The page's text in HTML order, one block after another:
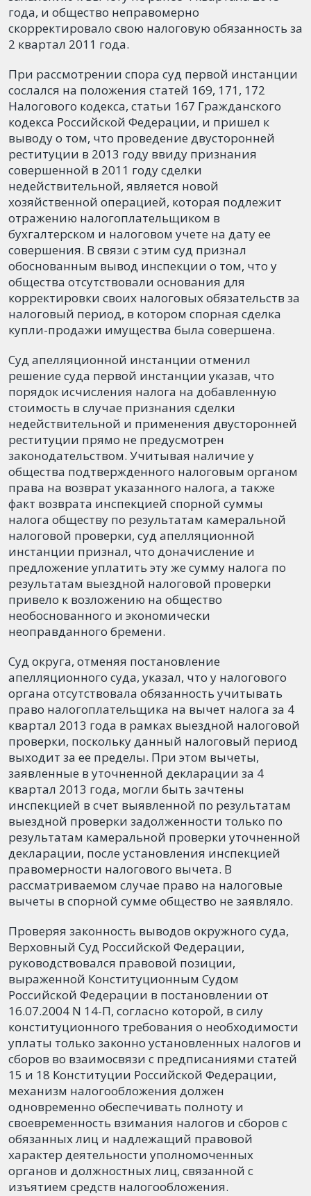
года, и общество неправомерно
скорректировало свою налоговую обязанность за
2 квартал 2011 года.
При рассмотрении спора суд первой инстанции
сослался на положения статей 169, 171, 172
Налогового кодекса, статьи 167 Гражданского
кодекса Российской Федерации, и пришел к
выводу о том, что проведение двусторонней
реституции в 2013 году ввиду признания
совершенной в 2011 году сделки
недействительной, является новой
хозяйственной операцией, которая подлежит
отражению налогоплательщиком в
бухгалтерском и налоговом учете на дату ее
совершения. В связи с этим суд признал
обоснованным вывод инспекции о том, что у
общества отсутствовали основания для
корректировки своих налоговых обязательств за
налоговый период, в котором спорная сделка
купли-продажи имущества была совершена.
Суд апелляционной инстанции отменил
решение суда первой инстанции указав, что
порядок исчисления налога на добавленную
стоимость в случае признания сделки
недействительной и применения двусторонней
реституции прямо не предусмотрен
законодательством. Учитывая наличие у
общества подтвержденного налоговым органом
права на возврат указанного налога, а также
факт возврата инспекцией спорной суммы
налога обществу по результатам камеральной
налоговой проверки, суд апелляционной
инстанции признал, что доначисление и
предложение уплатить эту же сумму налога по
результатам выездной налоговой проверки
привело к возложению на общество
необоснованного и экономически
неоправданного бремени.
Суд округа, отменяя постановление
апелляционного суда, указал, что у налогового
органа отсутствовала обязанность учитывать
право налогоплательщика на вычет налога за 4
квартал 2013 года в рамках выездной налоговой
проверки, поскольку данный налоговый период
выходит за ее пределы. При этом вычеты,
заявленные в уточненной декларации за 4
квартал 2013 года, могли быть зачтены
инспекцией в счет выявленной по результатам
выездной проверки задолженности только по
результатам камеральной проверки уточненной
декларации, после установления инспекцией
правомерности налогового вычета. В
рассматриваемом случае право на налоговые
вычеты в спорной сумме общество не заявляло.
Проверяя законность выводов окружного суда,
Верховный Суд Российской Федерации,
руководствовался правовой позиции,
выраженной Конституционным Судом
Российской Федерации в постановлении от
16.07.2004 N 14-П, согласно которой, в силу
конституционного требования о необходимости
уплаты только законно установленных налогов и
сборов во взаимосвязи с предписаниями статей
15 и 18 Конституции Российской Федерации,
механизм налогообложения должен
одновременно обеспечивать полноту и
своевременность взимания налогов и сборов с
обязанных лиц и надлежащий правовой
характер деятельности уполномоченных
органов и должностных лиц, связанной с
изъятием средств налогообложения.